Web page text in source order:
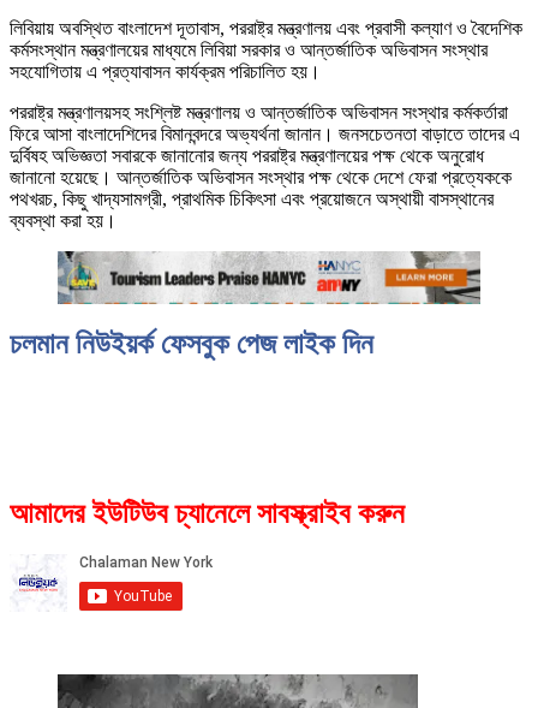
লিবিয়ায় অবস্থিত বাংলাদেশ দূতাবাস, পররাষ্ট্র মন্ত্রণালয় এবং প্রবাসী কল্যাণ ও বৈদেশিক
কর্মসংস্থান মন্ত্রণালয়ের মাধ্যমে লিবিয়া সরকার ও আন্তর্জাতিক অভিবাসন সংস্থার
সহযোগিতায় এ প্রত্যাবাসন কার্যক্রম পরিচালিত হয়।
পররাষ্ট্র মন্ত্রণালয়সহ সংশ্লিষ্ট মন্ত্রণালয় ও আন্তর্জাতিক অভিবাসন সংস্থার কর্মকর্তারা
ফিরে আসা বাংলাদেশিদের বিমানবন্দরে অভ্যর্থনা জানান। জনসচেতনতা বাড়াতে তাদের এ
দুর্বিষহ অভিজ্ঞতা সবারকে জানানোর জন্য পররাষ্ট্র মন্ত্রণালয়ের পক্ষ থেকে অনুরোধ
জানানো হয়েছে। আন্তর্জাতিক অভিবাসন সংস্থার পক্ষ থেকে দেশে ফেরা প্রত্যেককে
পথখরচ, কিছু খাদ্যসামগ্রী, প্রাথমিক চিকিৎসা এবং প্রয়োজনে অস্থায়ী বাসস্থানের
ব্যবস্থা করা হয়।
চলমান নিউইয়র্ক ফেসবুক পেজ লাইক দিন
আমাদের ইউটিউব চ্যানেলে সাবস্ক্রাইব করুন